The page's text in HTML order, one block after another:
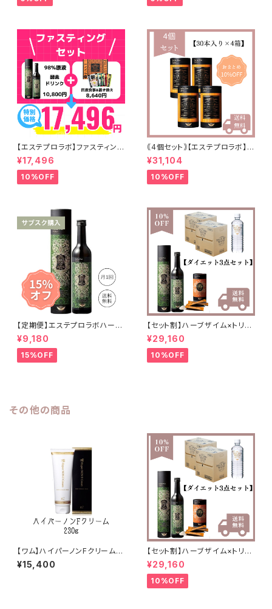
【エステプロラボ】ファスティング
セット
¥17,496
10%OFF
｟4個セット｠【エステプロラボ】ト
リプルカッターEX
¥31,104
10%OFF
【定期便】エステプロラボハーブ
ザイム(酵素)/3ヶ月コース
¥9,180
15%OFF
【セット割】ハーブザイム×トリプ
ルカッター×ファストプロウォー
ター
¥29,160
10%OFF
その他の商品
【ワム】ハイパーノンFクリーム
230g
¥15,400
【セット割】ハーブザイム×トリプ
ルカッター×ファストプロウォー
ター
¥29,160
10%OFF